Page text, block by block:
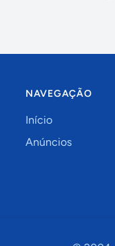
NAVEGAÇÃO
Início
Anúncios